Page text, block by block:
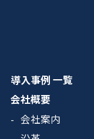
導入事例 一覧
会社概要
会社案内